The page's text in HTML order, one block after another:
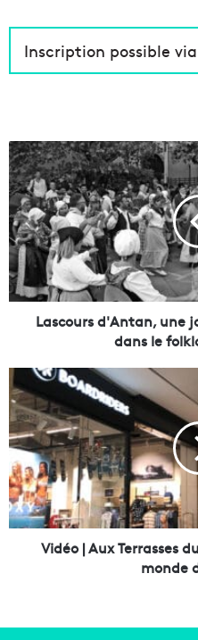
Inscription possible via
L
a
s
c
o
u
r
s
d
t
a
n
,
u
n
e
j
o
Lascours d'Antan, une
dans le
V
i
d
é
o
|
A
u
x
Vidéo | Aux Terrasses
monde